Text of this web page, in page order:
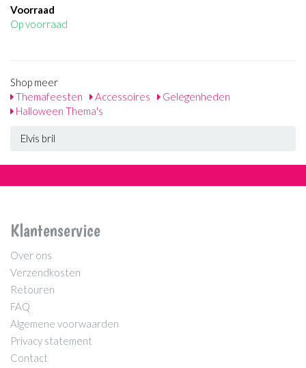
Voorraad
Op voorraad
Shop meer
Themafeesten
Accessoires
Gelegenheden
Halloween Thema's
Elvis bril
Klantenservice
Over ons
Verzendkosten
Retouren
FAQ
Algemene voorwaarden
Privacy statement
Contact